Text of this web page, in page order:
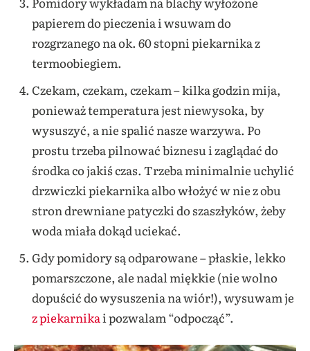
papierem do pieczenia i wsuwam do
rozgrzanego na ok. 60 stopni piekarnika z
termoobiegiem.
Czekam, czekam, czekam – kilka godzin mija,
ponieważ temperatura jest niewysoka, by
wysuszyć, a nie spalić nasze warzywa. Po
prostu trzeba pilnować biznesu i zaglądać do
środka co jakiś czas. Trzeba minimalnie uchylić
drzwiczki piekarnika albo włożyć w nie z obu
stron drewniane patyczki do szaszłyków, żeby
woda miała dokąd uciekać.
Gdy pomidory są odparowane – płaskie, lekko
pomarszczone, ale nadal miękkie (nie wolno
dopuścić do wysuszenia na wiór!), wysuwam je
z piekarnika i pozwalam “odpocząć”.